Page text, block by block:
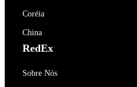
Coréia
China
RedEx
Sobre Nós